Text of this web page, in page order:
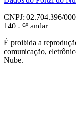
CNPJ: 02.704.396/
140 - 9º andar
É proibida a
comunicação,
Nube.